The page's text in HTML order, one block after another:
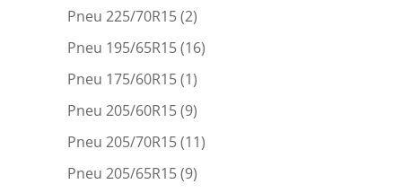
Pneu 225/70R15(2)
Pneu 195/65R15(16)
Pneu 175/60R15(1)
Pneu 205/60R15(9)
Pneu 205/70R15(11)
Pneu 205/65R15(9)